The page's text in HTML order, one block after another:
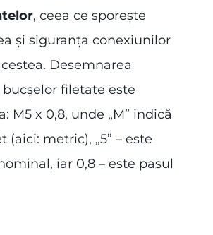
, ceea ce sporește
și siguranța conexiunilor
Desemnarea
filetate este
M5 x 0,8, unde „M” indică
(aici: metric), „5” – este
iar 0,8 – este pasul